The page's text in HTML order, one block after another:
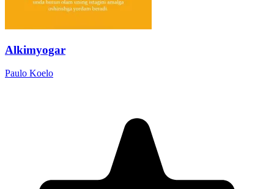
Alkimyogar
Paulo Koelo